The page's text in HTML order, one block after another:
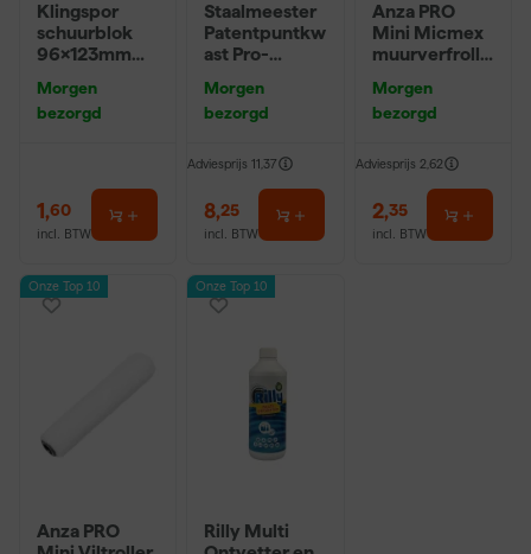
Klingspor
schuurblok
96x123mm
Morgen
bezorgd
1,60
incl. BTW
Staalmeester
Patentpuntkw
ast Pro-
10 (2cm)
Morgen
bezorgd
Adviesprijs 11,37
8,25
incl. BTW
Anza PRO
Mini Micmex
muurverfrolle
Morgen
bezorgd
Adviesprijs 2,62
2,35
incl. BTW
Onze Top 10
Anza PRO
Onze Top 10
Rilly Multi